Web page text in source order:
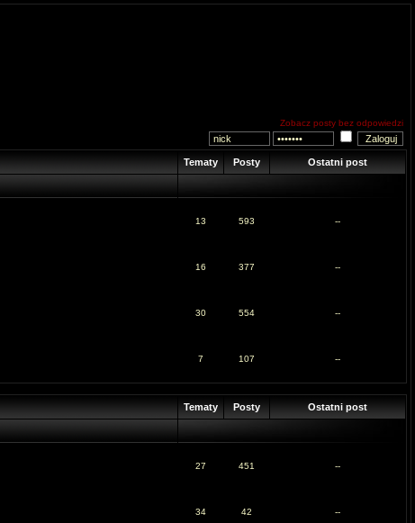
Zobacz posty bez odpowiedzi
Tematy Posty Ostatni post
13 593 --
16 377 --
30 554 --
7 107 --
Tematy Posty Ostatni post
27 451 --
34 42 --